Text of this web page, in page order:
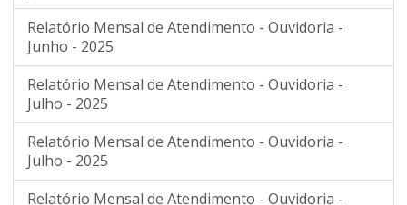
Relatório Mensal de Atendimento - Ouvidoria -
Junho - 2025
Relatório Mensal de Atendimento - Ouvidoria -
Julho - 2025
Relatório Mensal de Atendimento - Ouvidoria -
Julho - 2025
Relatório Mensal de Atendimento - Ouvidoria -